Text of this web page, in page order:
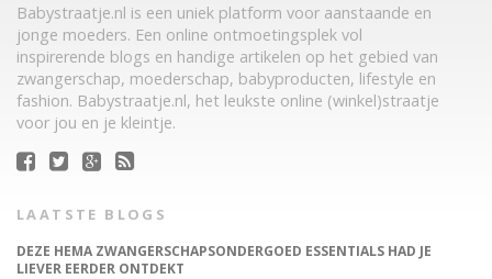
Babystraatje.nl is een uniek platform voor aanstaande en
jonge moeders. Een online ontmoetingsplek vol
inspirerende blogs en handige artikelen op het gebied van
zwangerschap, moederschap, babyproducten, lifestyle en
fashion. Babystraatje.nl, het leukste online (winkel)straatje
voor jou en je kleintje.
LAATSTE BLOGS
DEZE HEMA ZWANGERSCHAPSONDERGOED ESSENTIALS HAD JE
LIEVER EERDER ONTDEKT